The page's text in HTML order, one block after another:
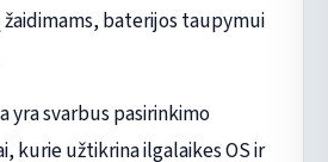
baterijos taupymui
yra svarbus pasirinkimo
kurie užtikrina ilgalaikes OS ir